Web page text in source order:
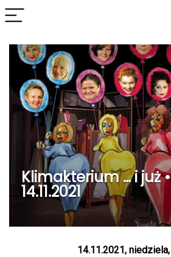
Klimakterium … i już
14.11.2021
14.11.2021,